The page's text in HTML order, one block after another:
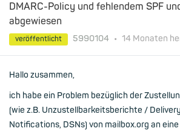
DMARC-Policy und fehlendem SPF
abgewiesen
veröffentlicht 5990104 • 14 Monaten
Hallo zusammen,
ich habe ein Problem bezüglich der
(wie z.B. Unzustellbarkeitsberichte /
Notifications, DSNs) von mailbox.org an